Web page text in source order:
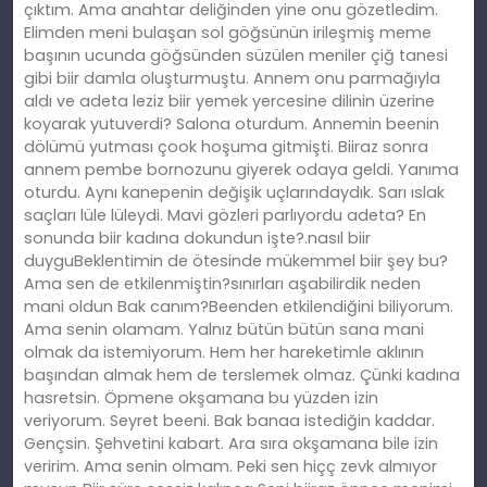
çıktım. Ama anahtar deliğinden yine onu gözetledim.
Elimden meni bulaşan sol göğsünün irileşmiş meme
başının ucunda göğsünden süzülen meniler çiğ tanesi
gibi biir damla oluşturmuştu. Annem onu parmağıyla
aldı ve adeta leziz biir yemek yercesine dilinin üzerine
koyarak yutuverdi? Salona oturdum. Annemin beenin
dölümü yutması çook hoşuma gitmişti. Biiraz sonra
annem pembe bornozunu giyerek odaya geldi. Yanıma
oturdu. Aynı kanepenin değişik uçlarındaydık. Sarı ıslak
saçları lüle lüleydi. Mavi gözleri parlıyordu adeta? En
sonunda biir kadına dokundun işte?.nasıl biir
duyguBeklentimin de ötesinde mükemmel biir şey bu?
Ama sen de etkilenmiştin?sınırları aşabilirdik neden
mani oldun Bak canım?Beenden etkilendiğini biliyorum.
Ama senin olamam. Yalnız bütün bütün sana mani
olmak da istemiyorum. Hem her hareketimle aklının
başından almak hem de terslemek olmaz. Çünki kadına
hasretsin. Öpmene okşamana bu yüzden izin
veriyorum. Seyret beeni. Bak banaa istediğin kaddar.
Gençsin. Şehvetini kabart. Ara sıra okşamana bile izin
veririm. Ama senin olmam. Peki sen hiçç zevk almıyor